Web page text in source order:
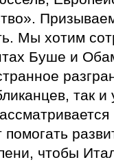
Мы хотим
Буше и
так и
чтобы